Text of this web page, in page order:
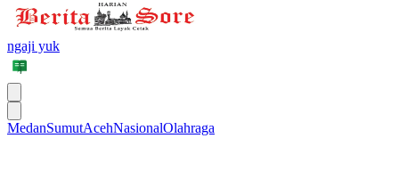
ngaji yuk
MedanSumutAcehNasionalOlahraga